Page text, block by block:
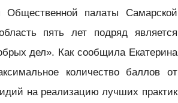
Общественной палаты Самарской
пять лет подряд является
дел». Как сообщила Екатерина
количество баллов от
на реализацию лучших практик